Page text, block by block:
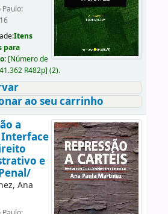
Paulo:
Itens
para
[Número de
R482p] (2).
ao seu carrinho
a
Interface
e
Ana